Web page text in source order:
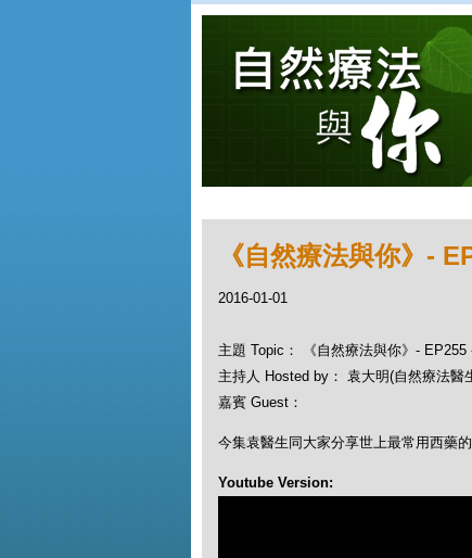
《自然療法與你》-
2016-01-01
主題 Topic： 《自然療法與你》-
主持人 Hosted by： 袁大明(自然療法醫
嘉賓 Guest：
今集袁醫生同大家分享世上最常用西藥的
Youtube Version: